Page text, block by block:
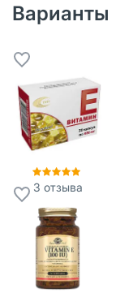
Варианты
3 отзыва